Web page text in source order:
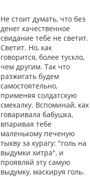
Не стоит думать, что без
денег качественное
свидание тебе не светит.
Светит. Но, как
говорится, более тускло,
чем другим. Так что
разжигать будем
самостоятельно,
применяя солдатскую
смекалку. Вспоминай, как
говаривала бабушка,
впаривая тебе
маленькому печеную
тыкву за курагу: "голь на
выдумки хитра", и
проявляй эту самую
выдумку, маскируя голь.